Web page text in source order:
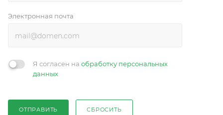
Электронная почта
Я согласен на обработку персональных
данных
ОТПРАВИТЬ СБРОСИТЬ